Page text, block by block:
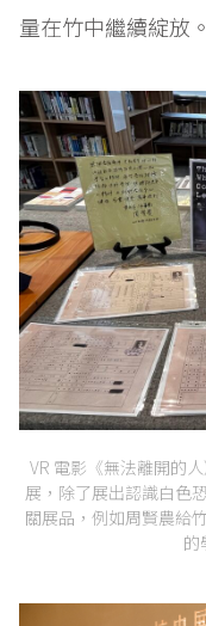
量在竹中繼續綻放。
VR 電影《無法離開的
展，除了展出認識白色
關展品，例如周賢農給
的